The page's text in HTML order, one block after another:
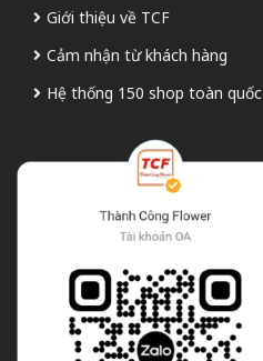
Giới thiệu về TCF
Cảm nhận từ khách hàng
Hệ thống 150 shop toàn quốc